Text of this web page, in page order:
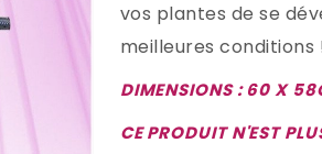
vos plantes de se
meilleures conditions
DIMENSIONS : 60 X
CE PRODUIT N'EST